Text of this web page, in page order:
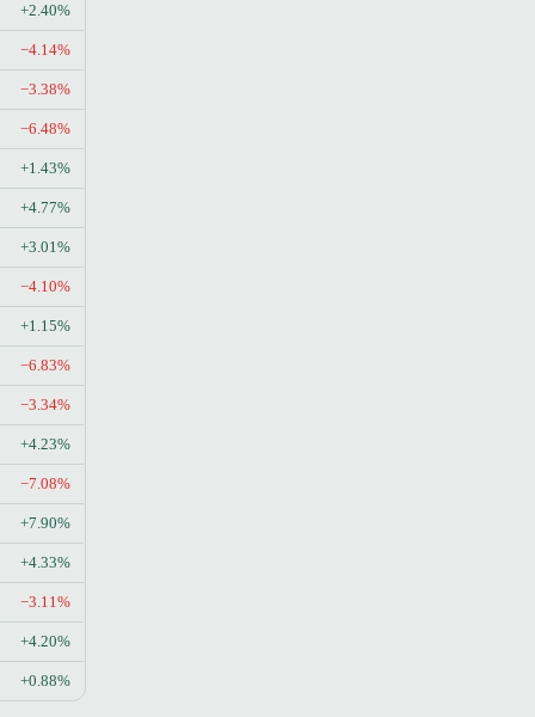
+2.40%
−4.14%
−3.38%
−6.48%
+1.43%
+4.77%
+3.01%
−4.10%
+1.15%
−6.83%
−3.34%
+4.23%
−7.08%
+7.90%
+4.33%
−3.11%
+4.20%
+0.88%